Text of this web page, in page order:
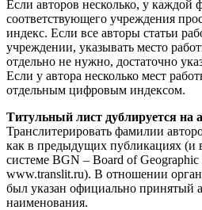
Если авторов несколько, у каждой
соответствующего учреждения
индекс. Если все авторы статьи
учреждении, указывать место
отдельно не нужно, достаточно
Если у автора несколько мест
отдельным цифровым индексом.
Титульный лист дублируется на
Транслитерировать фамилии
как в предыдущих публикациях (и
системе BGN – Board of Geographic
www.translit.ru). В отношении
был указан официально принятый
наименования.